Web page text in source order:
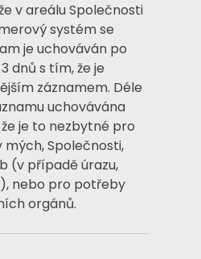
v areálu Společnosti
systém se
je uchováván po
dnů s tím, že je
záznamem. Déle
uchovávána
je to nezbytné pro
Společnosti,
(v případě úrazu,
nebo pro potřeby
orgánů.